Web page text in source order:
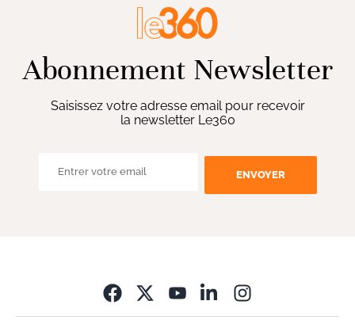
Abonnement Newsletter
Saisissez votre adresse email pour recevoir
la newsletter Le360
ENVOYER